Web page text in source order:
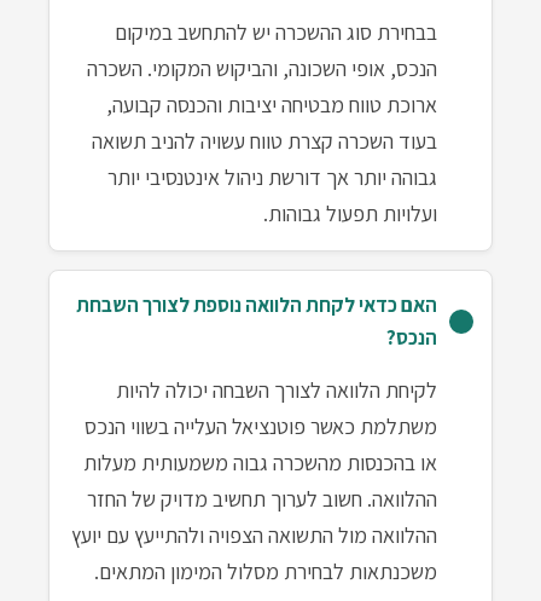
בבחירת סוג ההשכרה יש להתחשב במיקום
הנכס, אופי השכונה, והביקוש המקומי. השכרה
ארוכת טווח מבטיחה יציבות והכנסה קבועה,
בעוד השכרה קצרת טווח עשויה להניב תשואה
גבוהה יותר אך דורשת ניהול אינטנסיבי יותר
ועלויות תפעול גבוהות.
האם כדאי לקחת הלוואה נוספת לצורך השבחת
הנכס?
לקיחת הלוואה לצורך השבחה יכולה להיות
משתלמת כאשר פוטנציאל העלייה בשווי הנכס
או בהכנסות מהשכרה גבוה משמעותית מעלות
ההלוואה. חשוב לערוך תחשיב מדויק של החזר
ההלוואה מול התשואה הצפויה ולהתייעץ עם יועץ
משכנתאות לבחירת מסלול המימון המתאים.